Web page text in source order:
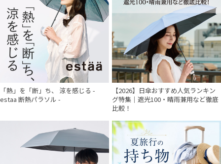
「熱」を「断」ち、 涼を感じる -
estaa 断熱パラソル -
【2026】日傘おすすめ人気ランキン
グ特集｜遮光100・晴雨兼用など徹底
比較！